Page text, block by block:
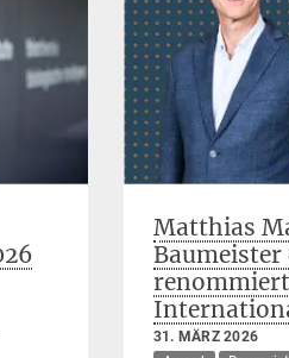
Matthias
31. MÄRZ 2026